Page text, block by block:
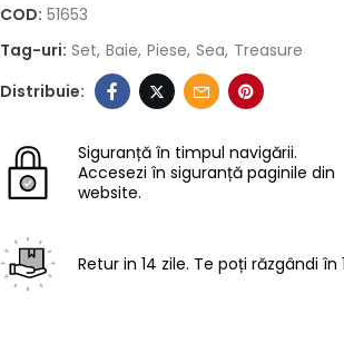
COD: 51653
Tag-uri: Set Baie Piese Sea Treasure
Siguranță în timpul navigării.
Accesezi în siguranță paginile din
website.
Retur in 14 zile. Te poți răzgândi